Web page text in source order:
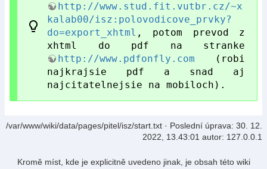
http://www.stud.fit.vutbr.cz/~x
kalab00/isz:polovodicove_prvky?
do=export_xhtml , potom prevod z
xhtml do pdf na stranke
http://www.pdfonfly.com (robi
najkrajsie pdf a snad aj
najcitatelnejsie na mobiloch).
/var/www/wiki/data/pages/pitel/isz/start.txt · Poslední úprava: 30. 12.
2022, 13.43:01 autor: 127.0.0.1
Kromě míst, kde je explicitně uvedeno jinak, je obsah této wiki